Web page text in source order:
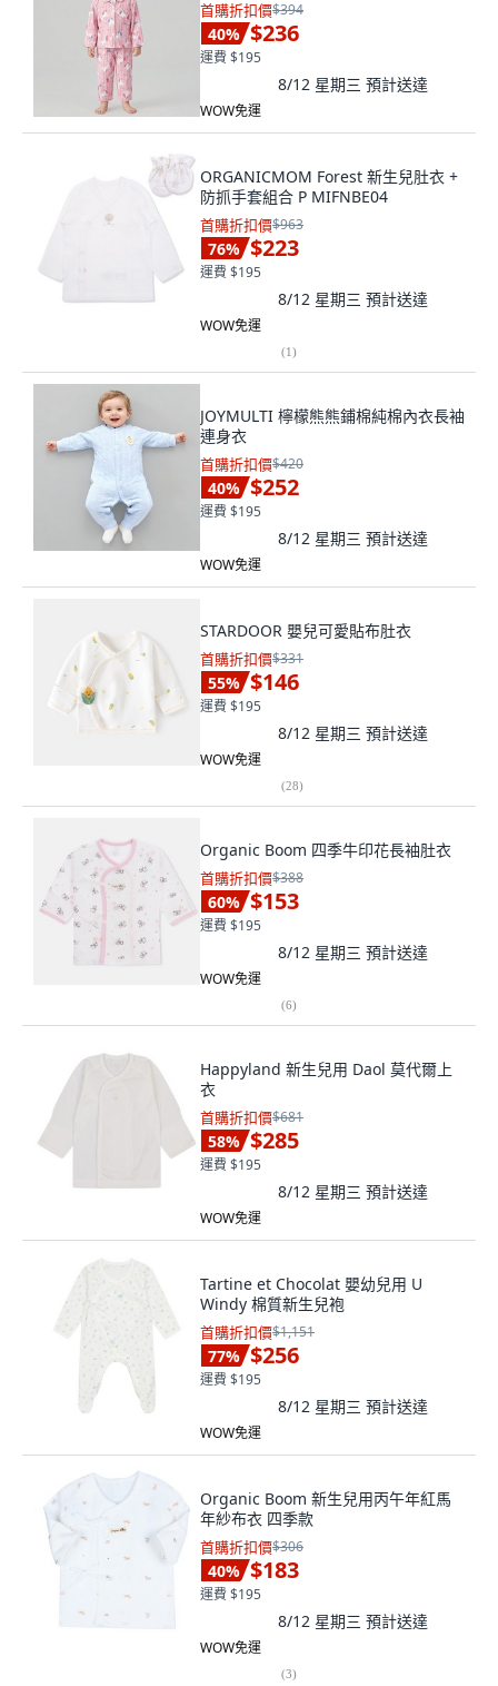
首購折扣價$394
40% $236
運費 $195
8/12 星期三 預計送達
WOW免運
ORGANICMOM Forest 新生兒肚衣 +
防抓手套組合 P MIFNBE04
首購折扣價$963
76% $223
運費 $195
8/12 星期三 預計送達
WOW免運
(1)
JOYMULTI 檸檬熊熊鋪棉純棉內衣長袖
連身衣
首購折扣價$420
40% $252
運費 $195
8/12 星期三 預計送達
WOW免運
STARDOOR 嬰兒可愛貼布肚衣
首購折扣價$331
55% $146
運費 $195
8/12 星期三 預計送達
WOW免運
(28)
Organic Boom 四季牛印花長袖肚衣
首購折扣價$388
60% $153
運費 $195
8/12 星期三 預計送達
WOW免運
(6)
Happyland 新生兒用 Daol 莫代爾上
衣
首購折扣價$681
58% $285
運費 $195
8/12 星期三 預計送達
WOW免運
Tartine et Chocolat 嬰幼兒用 U
Windy 棉質新生兒袍
首購折扣價$1,151
77% $256
運費 $195
8/12 星期三 預計送達
WOW免運
Organic Boom 新生兒用丙午年紅馬
年紗布衣 四季款
首購折扣價$306
40% $183
運費 $195
8/12 星期三 預計送達
WOW免運
(3)